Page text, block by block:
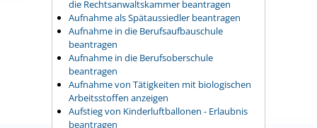
die Rechtsanwaltskammer beantragen
Aufnahme als Spätaussiedler beantragen
Aufnahme in die Berufsaufbauschule
beantragen
Aufnahme in die Berufsoberschule
beantragen
Aufnahme von Tätigkeiten mit biologischen
Arbeitsstoffen anzeigen
Aufstieg von Kinderluftballonen - Erlaubnis
beantragen